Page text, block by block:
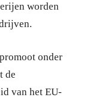
worden
onder
de
van het EU-